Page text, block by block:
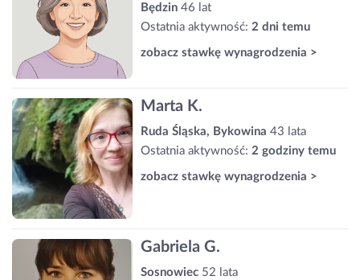
Będzin 46 lat
Ostatnia aktywność: 2 dni temu
zobacz stawkę wynagrodzenia >
Marta K.
Ruda Śląska, Bykowina 43 lata
Ostatnia aktywność: 2 godziny temu
zobacz stawkę wynagrodzenia >
Gabriela G.
Sosnowiec 52 lata